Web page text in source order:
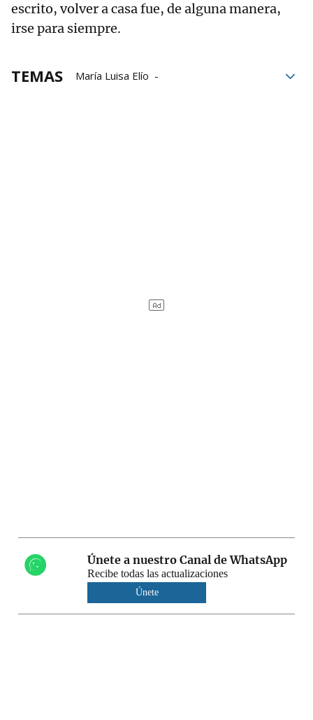
escrito, volver a casa fue, de alguna manera,
irse para siempre.
TEMAS
María Luisa Elío
Únete a nuestro Canal de WhatsApp
Recibe todas las actualizaciones
Únete